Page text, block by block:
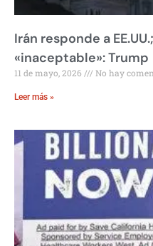
Irán responde a
«inaceptable»: Trump
11 de mayo, 2026 No hay
Leer más »